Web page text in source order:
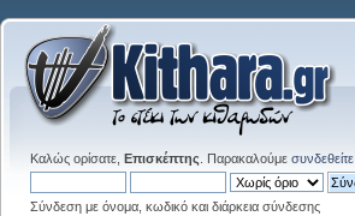
Καλώς ορίσατε, Επισκέπτης . Παρακαλούμε συνδεθείτε
Σύνδεση με όνομα, κωδικό και διάρκεια σύνδεσης